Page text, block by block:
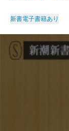
新書電子書籍あり